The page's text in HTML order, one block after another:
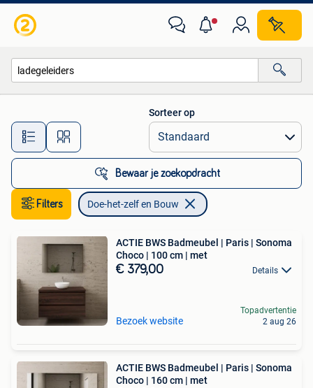
Alle afstanden…
Sorteer op
Bewaar je zoekopdracht
Filters Doe-het-zelf en Bouw
ACTIE BWS Badmeubel | Paris | Sonoma
Choco | 100 cm | met
€ 379,00 Details
Bezoek website
Topadvertentie
2 aug 26
ACTIE BWS Badmeubel | Paris | Sonoma
Choco | 160 cm | met